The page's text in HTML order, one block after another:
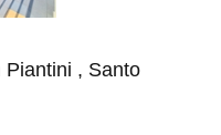
, Santo